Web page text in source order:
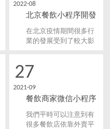
錯過微信如此巨大的流
量入口。那餐飲小程序
開發都有些什么好處
呢？
2022-08
北京餐飲小程序開發
的優勢有哪些？
在北京疫情期間很多行
業的發展受到了較大影
的抗風險能力。尤其是
到有效管控后呈現強勁
反彈走勢。餐飲小程序
的出現，減少線下等待
時間還方便了出行安
27
2021-09
餐飲商家微信小程序
開發的優勢
我們平時可以注意到有
很多餐飲店依靠外賣平